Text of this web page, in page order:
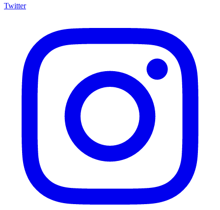
Twitter